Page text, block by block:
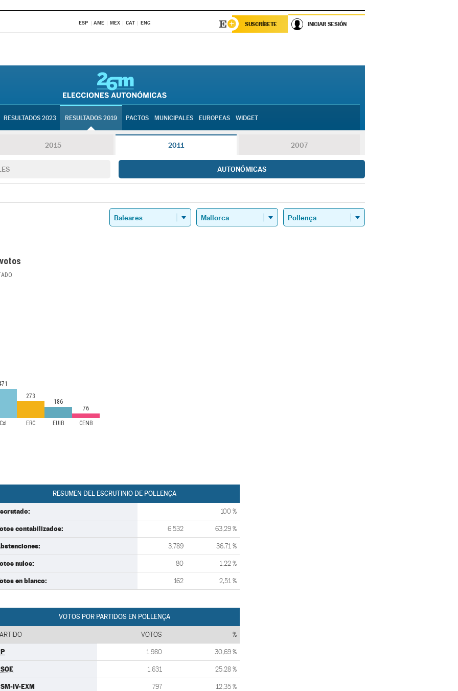
ESP AME MEX CAT ENG SUSCRÍBETE INICIAR SESIÓN
RESULTADOS 2023 RESULTADOS 2019 PACTOS MUNICIPALES EUROPEAS WIDGET
2015 2011 2007
AUTONÓMICAS
CxI ERC EUIB CENB
273
186
76
RESUMEN DEL ESCRUTINIO DE POLLENÇA
100 %
contabilizados: 6.532 63,29 %
3.789 36,71 %
nulos: 80 1,22 %
en blanco: 162 2,51 %
VOTOS POR PARTIDOS EN POLLENÇA
VOTOS %
1.980 30,69 %
1.631 25,28 %
IV-EXM 797 12,35 %